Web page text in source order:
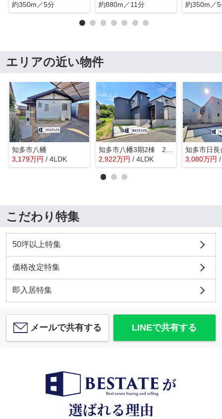
約350m／5分
約880m／11分
約350m／
エリアの近い物件
知多市八幡
3,179万円 / 4LDK
2,922万円 / 4LDK 3,080万円
こだわり特集
50坪以上特集
価格改定特集
即入居特集
メールで共有する LINEで共有する